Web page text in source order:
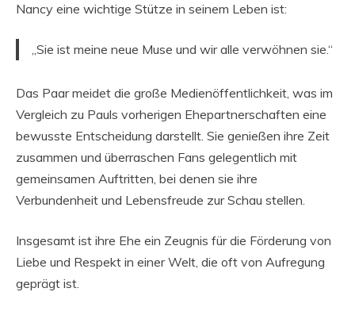
Nancy eine wichtige Stütze in seinem Leben ist:
„Sie ist meine neue Muse und wir alle verwöhnen sie.“
Das Paar meidet die große Medienöffentlichkeit, was im
Vergleich zu Pauls vorherigen Ehepartnerschaften eine
bewusste Entscheidung darstellt. Sie genießen ihre Zeit
zusammen und überraschen Fans gelegentlich mit
gemeinsamen Auftritten, bei denen sie ihre
Verbundenheit und Lebensfreude zur Schau stellen.
Insgesamt ist ihre Ehe ein Zeugnis für die Förderung von
Liebe und Respekt in einer Welt, die oft von Aufregung
geprägt ist.